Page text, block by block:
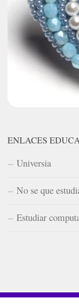
ENLACES
Universia
No se que
Estudiar